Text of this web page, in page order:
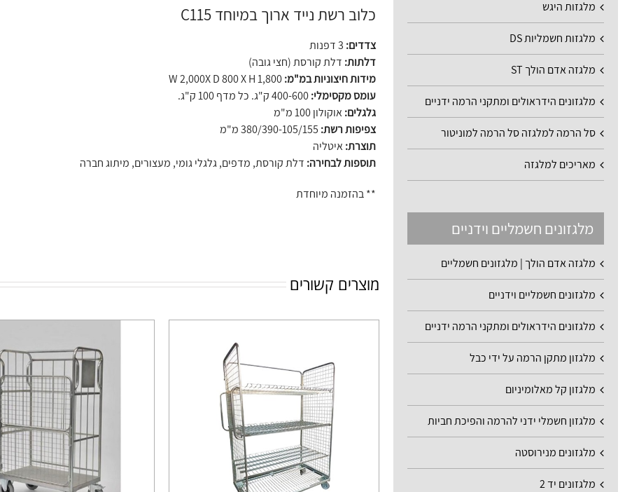
כלוב רשת נייד ארוך במיוחד C115
צדדים: 3 דפנות
דלתות: דלת קורסת (חצי גובה)
מידות חיצוניות במ"מ:
עומס מקסימלי:400-600 ק"ג. כל מדף 100 ק"ג.
גלגלים:אוקולון 100 מ"מ
צפיפות רשת: 380/390-105/155 מ"מ
תוצרת:איטליה
תוספות לבחירה: דלת קורסת, מדפים, גלגלי גומי, מעצורים, מיתוג חברה
** בהזמנה מיוחדת
מוצרים קשורים
מלגזות היגש
מלגזות חשמליות DS
מלגזה אדם הולך ST
מלגזונים הידראולים ומתקני הרמה ידניים
סל הרמה למלגזה סל הרמה למוניטור
מאריכים למלגזה
מלגזונים חשמליים וידניים
מלגזה אדם הולך | מלגזונים חשמליים
מלגזונים חשמליים וידניים
מלגזונים הידראולים ומתקני הרמה ידניים
מלגזון מתקן הרמה על ידי כבל
מלגזון קל מאלומיניום
מלגזון חשמלי ידני להרמה והפיכת חביות
מלגזונים מנירוסטה
מלגזונים יד 2